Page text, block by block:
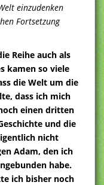
einzudenken
Fortsetzung
Reihe auch als
kamen so viele
die Welt um die
dass ich mich
einen dritten
und die
nicht
Adam, den ich
habe.
ich bisher noch